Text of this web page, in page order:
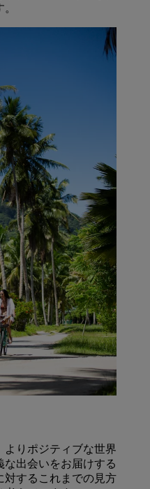
よりポジティブな世界
出会いをお届けする
対するこれまでの見方